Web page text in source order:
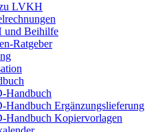
LVKH
und Beihilfe
Ratgeber
Handbuch
Ergänzungslieferung
Kopiervorlagen